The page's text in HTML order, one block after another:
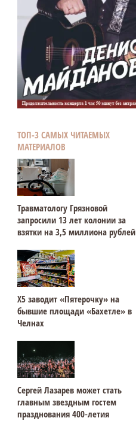
ТОП-3 САМЫХ ЧИТАЕМЫХ
МАТЕРИАЛОВ
Травматологу Грязновой
запросили 13 лет колонии за
взятки на 3,5 миллиона рублей
Х5 заводит «Пятерочку» на
бывшие площади «Бахетле» в
Челнах
Сергей Лазарев может стать
главным звездным гостем
празднования 400‑летия